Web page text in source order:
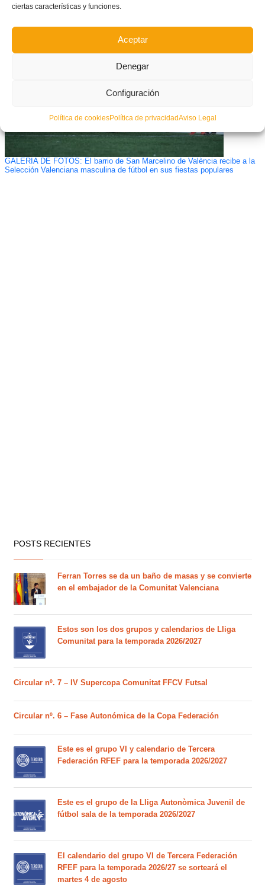
ciertas características y funciones.
Aceptar
Denegar
Configuración
Política de cookiesPolítica de privacidadAviso Legal
Nuevo éxito en la Jornada sobre Nuevas Tecnologías en Elche
GALERÍA DE FOTOS: El barrio de San Marcelino de València recibe a la
Selección Valenciana masculina de fútbol en sus fiestas populares
POSTS RECIENTES
Ferran Torres se da un baño de masas y se convierte
en el embajador de la Comunitat Valenciana
Estos son los dos grupos y calendarios de Lliga
Comunitat para la temporada 2026/2027
Circular nº. 7 – IV Supercopa Comunitat FFCV Futsal
Circular nº. 6 – Fase Autonómica de la Copa Federación
Este es el grupo VI y calendario de Tercera
Federación RFEF para la temporada 2026/2027
Este es el grupo de la Lliga Autonòmica Juvenil de
fútbol sala de la temporada 2026/2027
El calendario del grupo VI de Tercera Federación
RFEF para la temporada 2026/27 se sorteará el
martes 4 de agosto